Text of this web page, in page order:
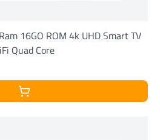
16GO ROM 4k UHD Smart TV
Quad Core